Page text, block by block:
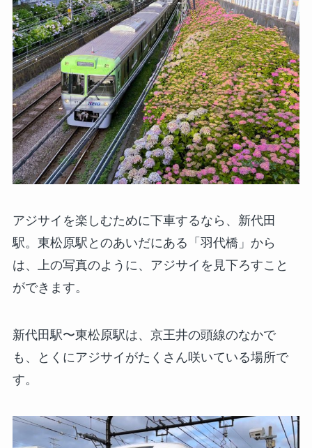
アジサイを楽しむために下車するなら、新代田
駅。東松原駅とのあいだにある「羽代橋」から
は、上の写真のように、アジサイを見下ろすこと
ができます。
新代田駅〜東松原駅は、京王井の頭線のなかで
も、とくにアジサイがたくさん咲いている場所で
す。